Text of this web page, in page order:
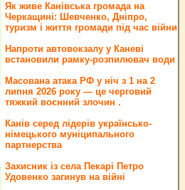
Як живе Канівська громада на
Черкащині: Шевченко, Дніпро,
туризм і життя громади під час війни
Напроти автовокзалу у Каневі
встановили рамку-розпилювач води
Масована атака РФ у ніч з 1 на 2
липня 2026 року — це черговий
тяжкий воєнний злочин .
Канів серед лідерів українсько-
німецького муніципального
партнерства
Захисник із села Пекарі Петро
Удовенко загинув на війні